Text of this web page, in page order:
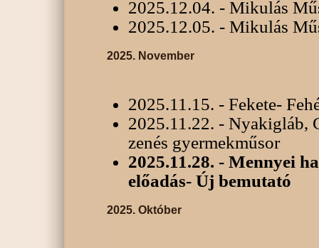
2025.12.04. - Mikulás
2025.12.05. - Mikulás
2025. November
2025.11.15. - Fekete-
2025.11.22. - Nyakigláb,
zenés gyermekműsor
2025.11.28. - Mennyei
előadás- Új bemutató
2025. Október